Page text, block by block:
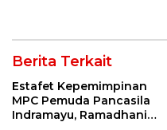
Berita Terkait
Estafet Kepemimpinan
MPC Pemuda Pancasila
Indramayu, Ramadhani